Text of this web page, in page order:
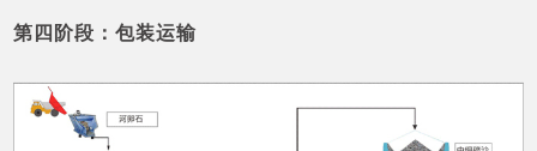
第四阶段：包装运输